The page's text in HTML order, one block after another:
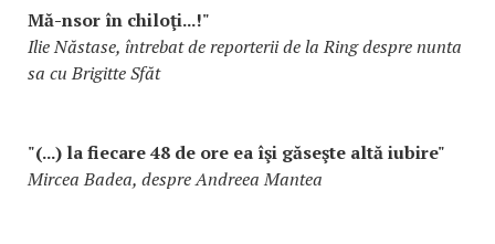
Mă-nsor în chiloţi...!"
Ilie Năstase, întrebat de reporterii de la Ring despre nunta
sa cu Brigitte Sfăt
"(...) la fiecare 48 de ore ea îşi găseşte altă iubire"
Mircea Badea, despre Andreea Mantea